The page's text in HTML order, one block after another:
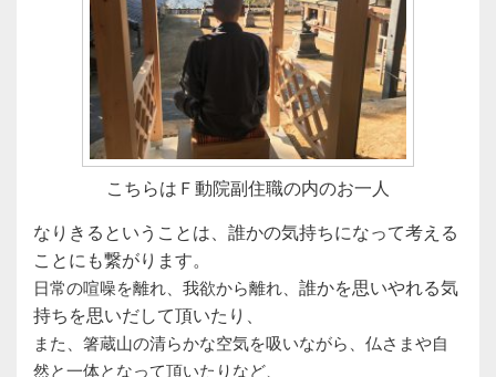
こちらはＦ動院副住職の内のお一人
なりきるということは、誰かの気持ちになって考える
ことにも繋がります。
日常の喧噪を離れ、我欲から離れ、 誰かを思いやれる気
持ちを思いだして頂いたり、
また、 箸蔵山の清らかな空気を吸いながら、 仏さまや自
然と一体となって頂いたりなど、